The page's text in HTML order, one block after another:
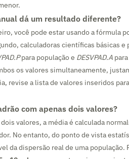
dá um resultado diferente?
você pode estar usando a fórmula
calculadoras científicas básicas e
para população e DESVPAD.A
os valores simultaneamente,
revise a lista de valores inseridos
com apenas dois valores?
valores, a média é calculada
No entanto, do ponto de vista
da dispersão real de uma população.